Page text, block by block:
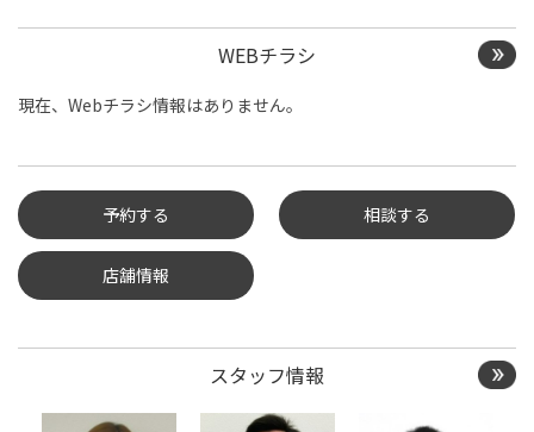
WEBチラシ
現在、Webチラシ情報はありません。
予約する
タイヤ/サービスに関する
タイヤ点検・安全点検/タ
イヤ履き替え/オイル交
換/その他ピット作業の予
約
相談する
店舗情報
スタッフ情報